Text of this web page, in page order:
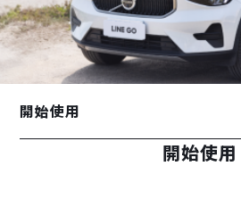
開始使用
開始使用